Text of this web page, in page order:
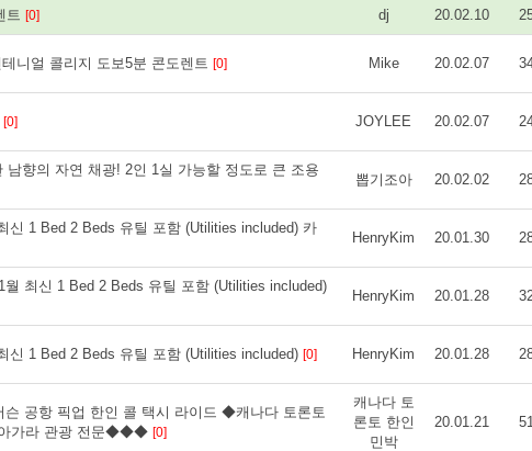
트 [0] dj 20.02.10
니얼 콜리지 도보5분 콘도렌트 [0] Mike 20.02.07
[0] JOYLEE 20.02.07
향의 자연 채광! 2인 1실 가능할 정도로 큰 조용
뽑기조아 20.02.02
1 Bed 2 Beds 유틸 포함 (Utilities included) 카
HenryKim 20.01.30
최신 1 Bed 2 Beds 유틸 포함 (Utilities included)
HenryKim 20.01.28
1 Bed 2 Beds 유틸 포함 (Utilities included) [0] HenryKim 20.01.28
공항 픽업 한인 콜 택시 라이드 ◆캐나다 토론토
아가라 관광 전문◆◆◆ [0]
캐나다 토
론토 한인
민박
20.01.21